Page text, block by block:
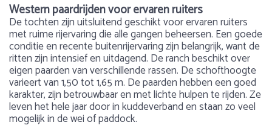
Western paardrijden voor ervaren ruiters
De tochten zijn uitsluitend geschikt voor ervaren ruiters
met ruime rijervaring die alle gangen beheersen. Een goede
conditie en recente buitenrijervaring zijn belangrijk, want de
ritten zijn intensief en uitdagend. De ranch beschikt over
eigen paarden van verschillende rassen. De schofthoogte
varieert van 1,50 tot 1,65 m. De paarden hebben een goed
karakter, zijn betrouwbaar en met lichte hulpen te rijden. Ze
leven het hele jaar door in kuddeverband en staan zo veel
mogelijk in de wei of paddock.